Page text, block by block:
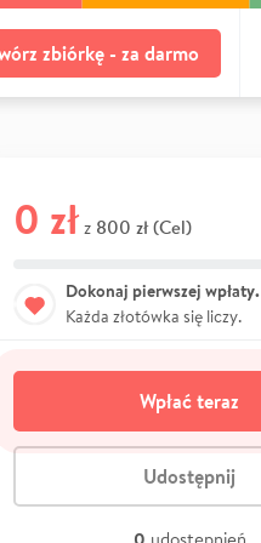
zbiórkę - za darmo
0 zł z 800 zł (Cel)
Dokonaj pierwszej wpłaty.
Każda złotówka się liczy.
Wpłać teraz
Udostępnij